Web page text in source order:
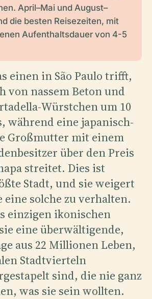
April–Mai und August–
die besten Reisezeiten, mit
Aufenthaltsdauer von 4-5
einen in São Paulo trifft,
von nassem Beton und
Würstchen um 10
während eine japanisch-
Großmutter mit einem
über den Preis
streitet. Dies ist
Stadt, und sie weigert
eine solche zu verhalten.
einzigen ikonischen
eine überwältigende,
aus 22 Millionen Leben,
Stadtvierteln
sind, die nie ganz
was sie sein wollten.